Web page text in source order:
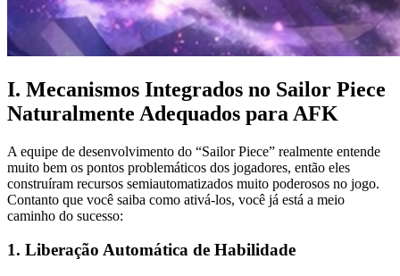
I. Mecanismos Integrados no Sailor Piece
Naturalmente Adequados para AFK
A equipe de desenvolvimento do “Sailor Piece” realmente entende
muito bem os pontos problemáticos dos jogadores, então eles
construíram recursos semiautomatizados muito poderosos no jogo.
Contanto que você saiba como ativá-los, você já está a meio
caminho do sucesso:
1. Liberação Automática de Habilidade